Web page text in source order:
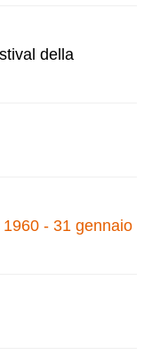
della
- 31 gennaio